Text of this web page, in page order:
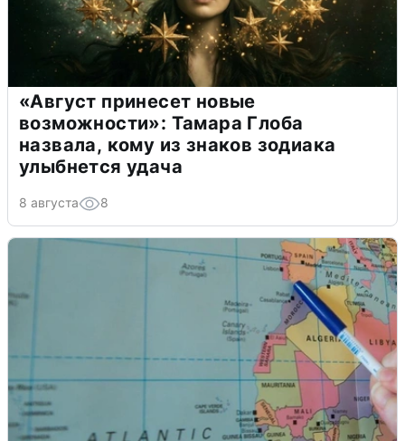
«Август принесет новые
возможности»: Тамара Глоба
назвала, кому из знаков зодиака
улыбнется удача
8 августа 8